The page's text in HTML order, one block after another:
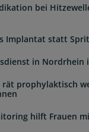
bei
Implantat statt
in Nordrhein
rät prophylaktisch
hilft Frauen